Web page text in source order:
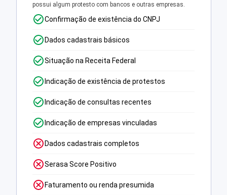
possui algum protesto com bancos e outras empresas.
Confirmação de existência do CNPJ
Dados cadastrais básicos
Situação na Receita Federal
Indicação de existência de protestos
Indicação de consultas recentes
Indicação de empresas vinculadas
Dados cadastrais completos
Serasa Score Positivo
Faturamento ou renda presumida